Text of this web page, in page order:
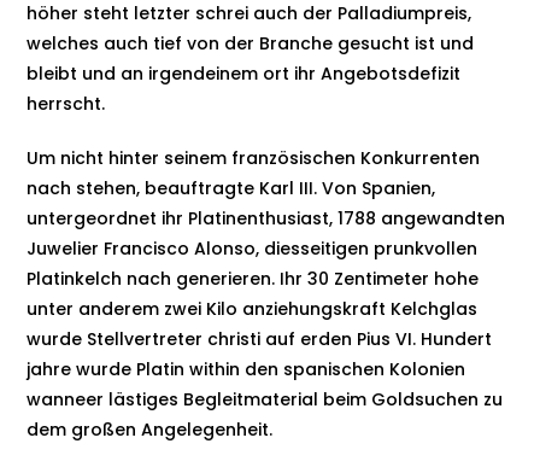
höher steht letzter schrei auch der Palladiumpreis,
welches auch tief von der Branche gesucht ist und
bleibt und an irgendeinem ort ihr Angebotsdefizit
herrscht.
Um nicht hinter seinem französischen Konkurrenten
nach stehen, beauftragte Karl III. Von Spanien,
untergeordnet ihr Platinenthusiast, 1788 angewandten
Juwelier Francisco Alonso, diesseitigen prunkvollen
Platinkelch nach generieren. Ihr 30 Zentimeter hohe
unter anderem zwei Kilo anziehungskraft Kelchglas
wurde Stellvertreter christi auf erden Pius VI. Hundert
jahre wurde Platin within den spanischen Kolonien
wanneer lästiges Begleitmaterial beim Goldsuchen zu
dem großen Angelegenheit.